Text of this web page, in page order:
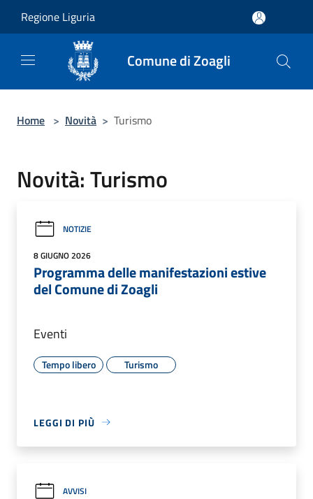
Regione Liguria
Comune di Zoagli
Home > Novità > Turismo
Novità: Turismo
NOTIZIE
8 GIUGNO 2026
Programma delle manifestazioni estive
del Comune di Zoagli
Eventi
Tempo libero Turismo
LEGGI DI PIÙ
AVVISI